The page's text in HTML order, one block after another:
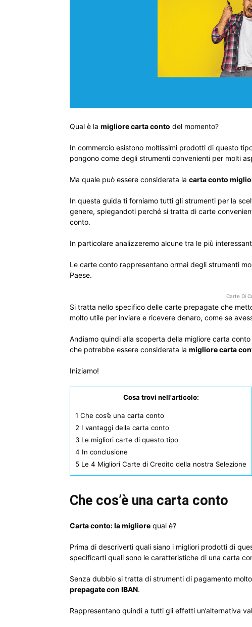
Qual è la migliore carta conto del momento?
In commercio esistono moltissimi prodotti di questo
pongono come degli strumenti convenienti per molti
Ma quale può essere considerata la carta conto
In questa guida ti forniamo tutti gli strumenti per la
genere, spiegandoti perché si tratta di carte
conto.
In particolare analizzeremo alcune tra le più
Le carte conto rappresentano ormai degli strumenti
Paese.
Carte Di
Si tratta nello specifico delle carte prepagate che
molto utile per inviare e ricevere denaro, come se
Andiamo quindi alla scoperta della migliore carta
che potrebbe essere considerata la migliore carta
Iniziamo!
Cosa trovi nell'articolo:
1 Che cos’è una carta conto
2 I vantaggi della carta conto
3 Le migliori carte di questo tipo
4 In conclusione
5 Le 4 Migliori Carte di Credito della nostra Selezione
Che cos’è una carta conto
Carta conto: la migliore qual è?
Prima di descriverti quali siano i migliori prodotti di
specificarti quali sono le caratteristiche di una carta
Senza dubbio si tratta di strumenti di pagamento
prepagate con IBAN.
Rappresentano quindi a tutti gli effetti un’alternativa